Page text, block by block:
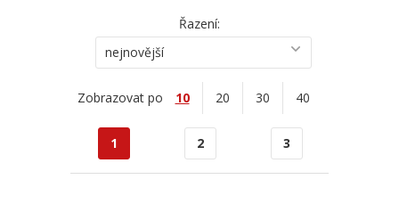
Řazení:
nejnovější
Zobrazovat po 10 20 30 40
1 2 3